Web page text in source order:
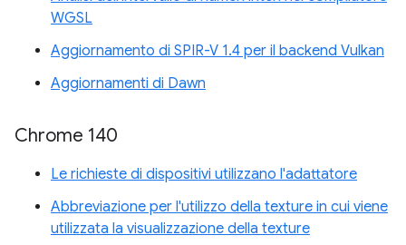
WGSL
Aggiornamento di SPIR-V 1.4 per il backend Vulkan
Aggiornamenti di Dawn
Chrome 140
Le richieste di dispositivi utilizzano l'adattatore
Abbreviazione per l'utilizzo della texture in cui viene
utilizzata la visualizzazione della texture